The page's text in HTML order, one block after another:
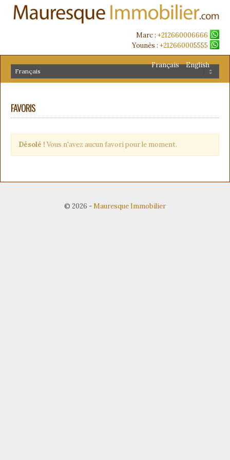
Marc : +212660006666
Younès : +212660005555
Français English
FAVORIS
Désolé ! Vous n'avez aucun favori pour le moment.
© 2026 -Mauresque Immobilier